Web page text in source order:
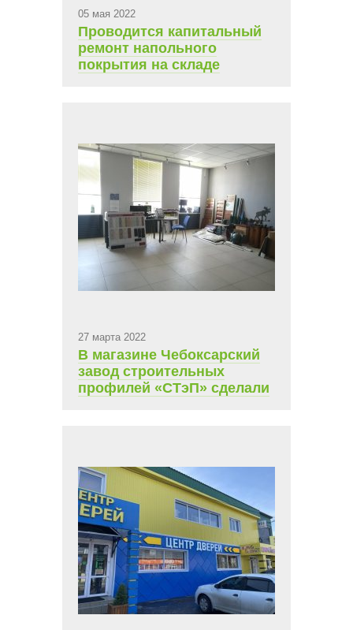
05 мая 2022
Проводится капитальный
ремонт напольного
покрытия на складе
27 марта 2022
В магазине Чебоксарский
завод строительных
профилей «СТэП» сделали